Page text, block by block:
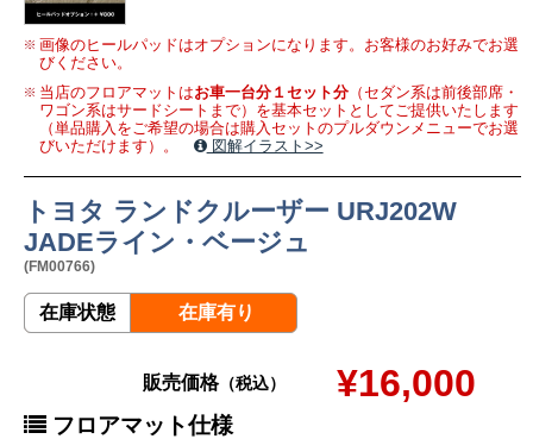
画像のヒールパッドはオプションになります。お客様のお好みでお選
びください。
当店のフロアマットはお車一台分１セット分（セダン系は前後部席・
ワゴン系はサードシートまで）を基本セットとしてご提供いたします
（単品購入をご希望の場合は購入セットのプルダウンメニューでお選
びいただけます）。
図解イラスト>>
トヨタ ランドクルーザー URJ202W
JADEライン・ベージュ
(FM00766)
在庫状態 在庫有り
販売価格（税込） ¥16,000
フロアマット仕様